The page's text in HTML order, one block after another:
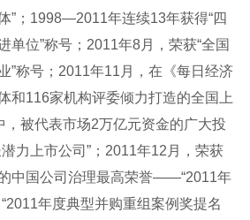
”；1998—2011年连续13年获得“四
单位”称号；2011年8月，荣获“全国
”称号；2011年11月，在《每日经济
和116家机构评委倾力打造的全国上
，被代表市场2万亿元资金的广大投
力上市公司”；2011年12月，荣获
中国公司治理最高荣誉——“2011年
年度典型并购重组案例奖提名